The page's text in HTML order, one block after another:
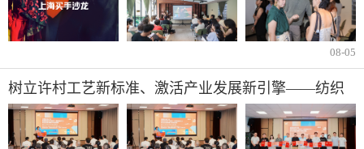
08-05
树立许村工艺新标准、激活产业发展新引擎——纺织
行业服装制版师/缝纫工（服装制作工）职业技能竞赛
许村选拔赛圆满收官！